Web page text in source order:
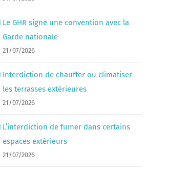
Le GHR signe une convention avec la
Garde nationale
21/07/2026
Interdiction de chauffer ou climatiser
les terrasses extérieures
21/07/2026
L’interdiction de fumer dans certains
espaces extérieurs
21/07/2026